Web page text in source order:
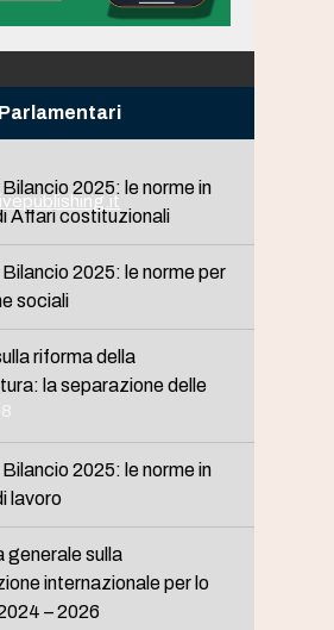
2025: le norme in
Affari costituzionali
2025: le norme per
sociali
riforma della
la separazione delle
2025: le norme in
lavoro
generale sulla
internazionale per lo
– 2026